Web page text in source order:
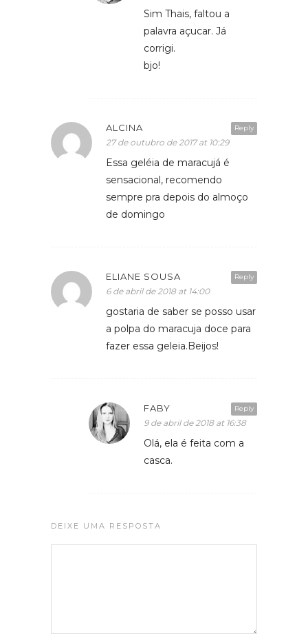
Sim Thais, faltou a
palavra açucar. Já
corrigi.
bjo!
Reply
ALCINA
27 de outubro de 2017 at 10:29
Essa geléia de maracujá é
sensacional, recomendo
sempre pra depois do almoço
de domingo
Reply
ELIANE SOUSA
6 de abril de 2018 at 14:00
gostaria de saber se posso usar
a polpa do maracuja doce para
fazer essa geleia.Beijos!
Reply
FABY
9 de abril de 2018 at 16:38
Olá, ela é feita com a
casca.
DEIXE UMA RESPOSTA